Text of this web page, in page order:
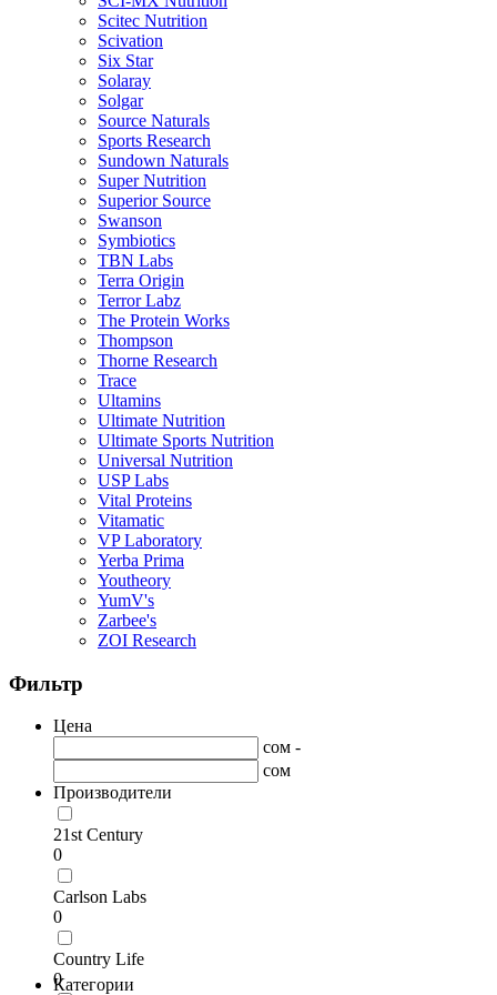
Scitec Nutrition
Scivation
Six Star
Solaray
Solgar
Source Naturals
Sports Research
Sundown Naturals
Super Nutrition
Superior Source
Swanson
Symbiotics
TBN Labs
Terra Origin
Terror Labz
The Protein Works
Thompson
Thorne Research
Trace
Ultamins
Ultimate Nutrition
Ultimate Sports Nutrition
Universal Nutrition
USP Labs
Vital Proteins
Vitamatic
VP Laboratory
Yerba Prima
Youtheory
YumV's
Zarbee's
ZOI Research
Фильтр
Цена
сом -
сом
Производители
21st Century
0
Carlson Labs
0
Country Life
0
Категории